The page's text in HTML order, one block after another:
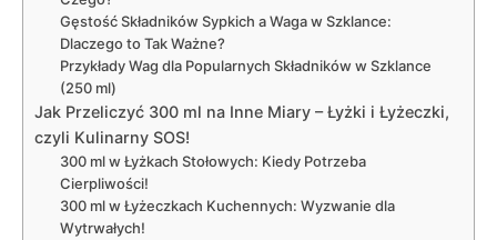
Gęstość Składników Sypkich a Waga w Szklance:
Dlaczego to Tak Ważne?
Przykłady Wag dla Popularnych Składników w Szklance
(250 ml)
Jak Przeliczyć 300 ml na Inne Miary – Łyżki i Łyżeczki,
czyli Kulinarny SOS!
300 ml w Łyżkach Stołowych: Kiedy Potrzeba
Cierpliwości!
300 ml w Łyżeczkach Kuchennych: Wyzwanie dla
Wytrwałych!